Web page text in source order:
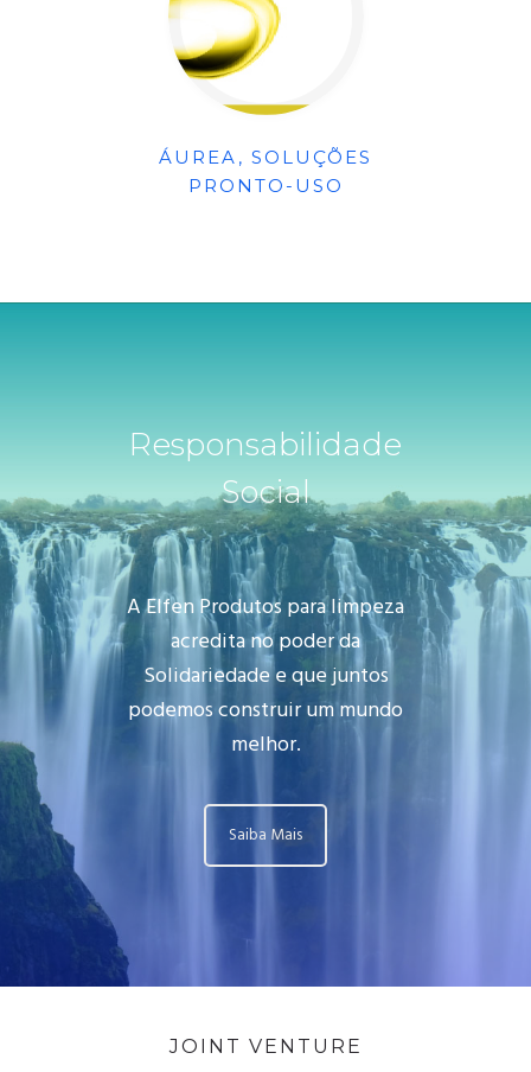
ÁUREA, SOLUÇÕES
PRONTO-USO
Responsabilidade
Social
A Elfen Produtos para limpeza
acredita no poder da
Solidariedade e que juntos
podemos construir um mundo
melhor.
Saiba Mais
JOINT VENTURE